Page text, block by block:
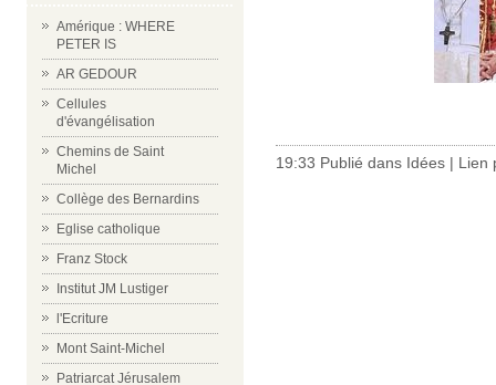
Amérique : WHERE
PETER IS
AR GEDOUR
Cellules
d'évangélisation
Chemins de Saint
Michel
Collège des Bernardins
Eglise catholique
Franz Stock
Institut JM Lustiger
l'Ecriture
Mont Saint-Michel
Patriarcat Jérusalem
19:33 Publié dans Idées | Lien